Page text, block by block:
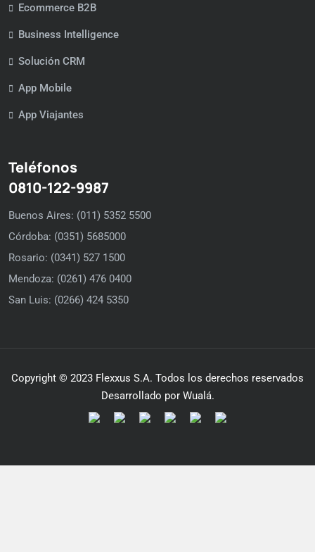
Ecommerce B2B
Business Intelligence
Solución CRM
App Mobile
App Viajantes
Teléfonos
0810-122-9987
Buenos Aires: (011) 5352 5500
Córdoba: (0351) 5685000
Rosario: (0341) 527 1500
Mendoza: (0261) 476 0400
San Luis: (0266) 424 5350
Copyright © 2023 Flexxus S.A. Todos los derechos reservados
Desarrollado por Wualá.